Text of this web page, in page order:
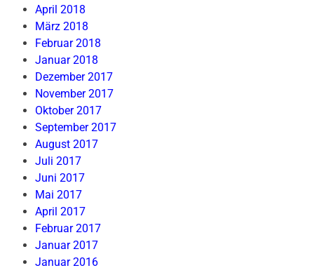
April 2018
März 2018
Februar 2018
Januar 2018
Dezember 2017
November 2017
Oktober 2017
September 2017
August 2017
Juli 2017
Juni 2017
Mai 2017
April 2017
Februar 2017
Januar 2017
Januar 2016